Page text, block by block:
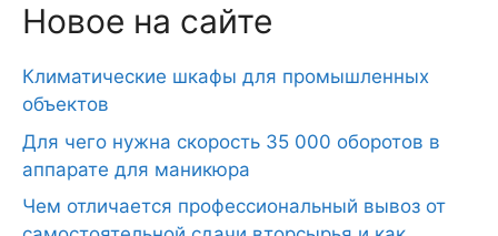
Новое на сайте
Климатические шкафы для промышленных
объектов
Для чего нужна скорость 35 000 оборотов в
аппарате для маникюра
Чем отличается профессиональный вывоз от